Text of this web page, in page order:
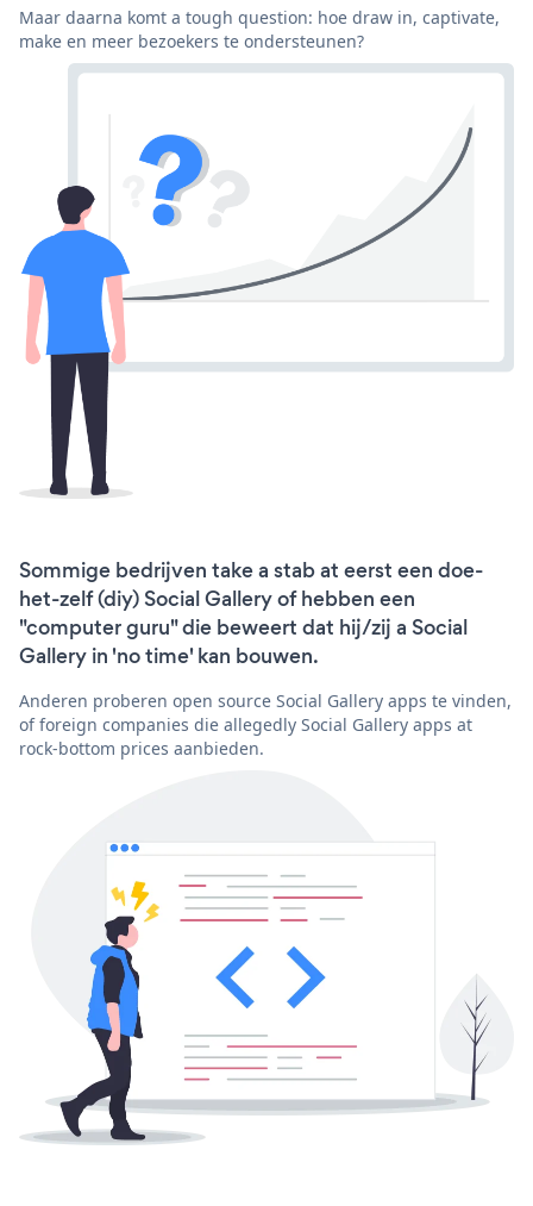
Maar daarna komt a tough question: hoe draw in, captivate,
make en meer bezoekers te ondersteunen?
Sommige bedrijven take a stab at eerst een doe-
het-zelf (diy) Social Gallery of hebben een
"computer guru" die beweert dat hij/zij a Social
Gallery in 'no time' kan bouwen.
Anderen proberen open source Social Gallery apps te vinden,
of foreign companies die allegedly Social Gallery apps at
rock-bottom prices aanbieden.